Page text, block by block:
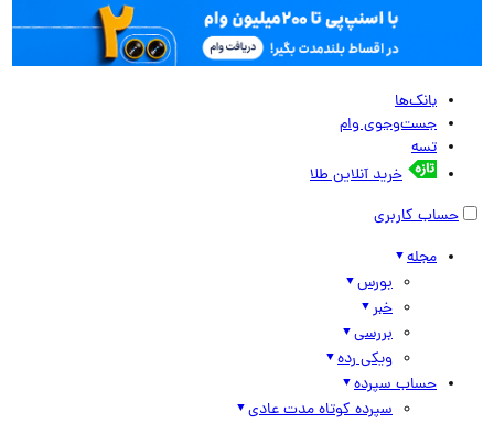
بانک‌ها
جست‌وجوی وام
تسه
خرید آنلاین طلا
حساب کاربری
مجله
بورس
خبر
بررسی
ویکی رده
حساب سپرده
سپرده کوتاه مدت عادی